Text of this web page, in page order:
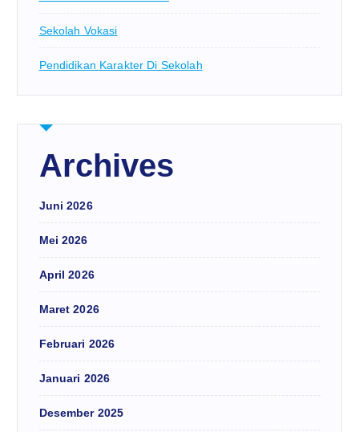
Sekolah Vokasi
Pendidikan Karakter Di Sekolah
Archives
Juni 2026
Mei 2026
April 2026
Maret 2026
Februari 2026
Januari 2026
Desember 2025